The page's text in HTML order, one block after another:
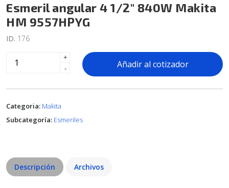
Esmeril angular 4 1/2" 840W Makita
HM 9557HPYG
ID. 176
+
-
Añadir al cotizador
Categoria: Makita
Subcategoría: Esmeriles
Descripción Archivos